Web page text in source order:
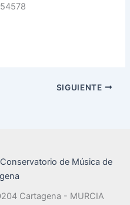
SIGUIENTE
de Música de
Cartagena - MURCIA